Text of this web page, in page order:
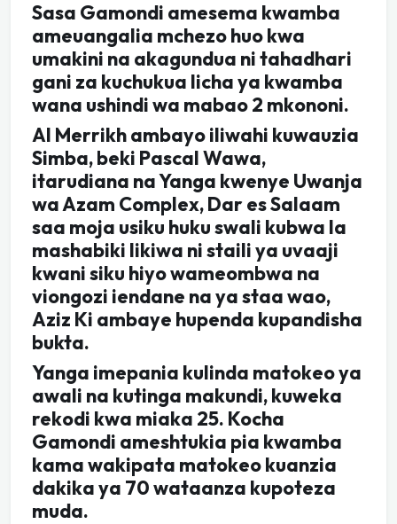
Sasa Gamondi amesema kwamba
ameuangalia mchezo huo kwa
umakini na akagundua ni tahadhari
gani za kuchukua licha ya kwamba
wana ushindi wa mabao 2 mkononi.
Al Merrikh ambayo iliwahi kuwauzia
Simba, beki Pascal Wawa,
itarudiana na Yanga kwenye Uwanja
wa Azam Complex, Dar es Salaam
saa moja usiku huku swali kubwa la
mashabiki likiwa ni staili ya uvaaji
kwani siku hiyo wameombwa na
viongozi iendane na ya staa wao,
Aziz Ki ambaye hupenda kupandisha
bukta.
Yanga imepania kulinda matokeo ya
awali na kutinga makundi, kuweka
rekodi kwa miaka 25. Kocha
Gamondi ameshtukia pia kwamba
kama wakipata matokeo kuanzia
dakika ya 70 wataanza kupoteza
muda.